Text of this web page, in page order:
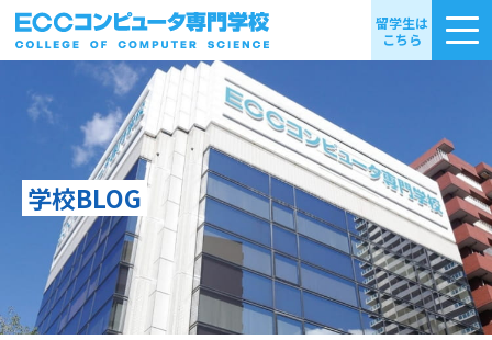
留学生は
こちら
学校BLOG